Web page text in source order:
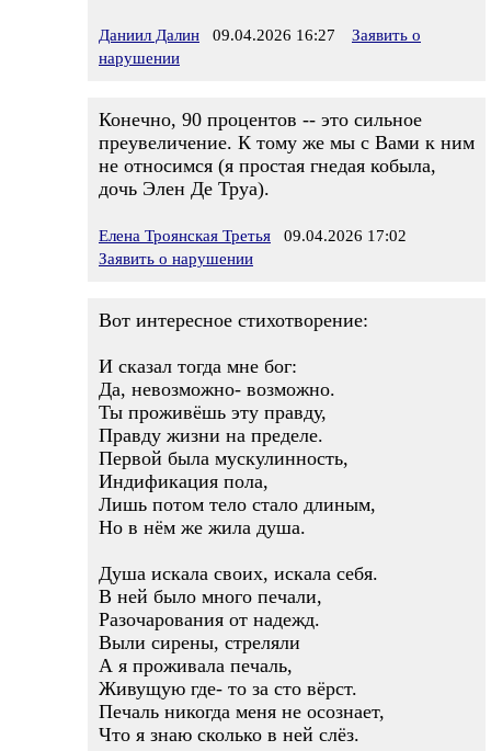
Даниил Далин 09.04.2026 16:27
Заявить о
нарушении
Конечно, 90 процентов -- это сильное
преувеличение. К тому же мы с Вами к ним
не относимся (я простая гнедая кобыла,
дочь Элен Де Труа).
Елена Троянская Третья 09.04.2026 17:02
Заявить о нарушении
Вот интересное стихотворение:
И сказал тогда мне бог:
Да, невозможно- возможно.
Ты проживёшь эту правду,
Правду жизни на пределе.
Первой была мускулинность,
Индификация пола,
Лишь потом тело стало длиным,
Но в нём же жила душа.
Душа искала своих, искала себя.
В ней было много печали,
Разочарования от надежд.
Выли сирены, стреляли
А я проживала печаль,
Живущую где- то за сто вёрст.
Печаль никогда меня не осознает,
Что я знаю сколько в ней слёз.